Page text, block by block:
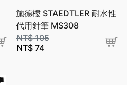
施德樓 STAEDTLER 耐水性
代用針筆 MS308
NT$105
NT$74